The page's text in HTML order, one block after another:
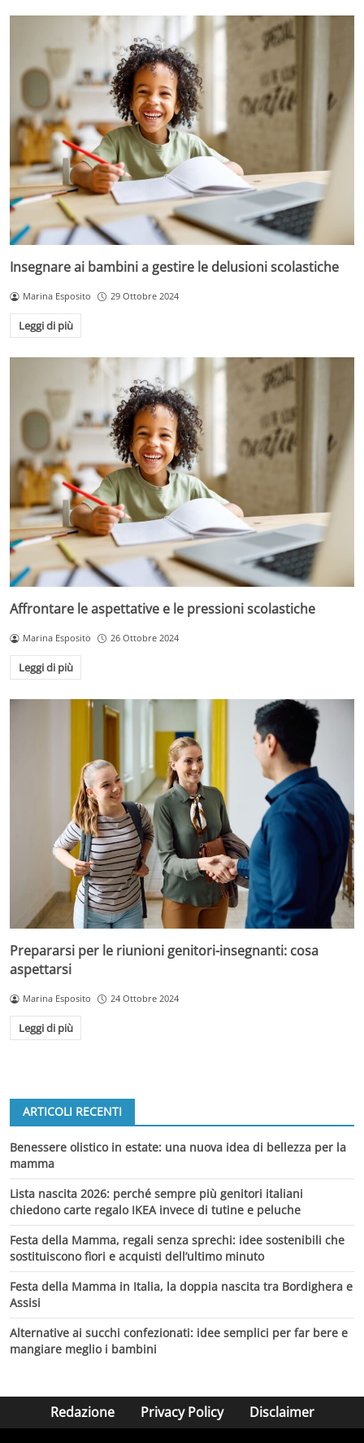
Insegnare ai bambini a gestire le delusioni scolastiche
Marina Esposito 29 Ottobre 2024
Leggi di più
Affrontare le aspettative e le pressioni scolastiche
Marina Esposito 26 Ottobre 2024
Leggi di più
Prepararsi per le riunioni genitori-insegnanti: cosa
aspettarsi
Marina Esposito 24 Ottobre 2024
Leggi di più
ARTICOLI RECENTI
Benessere olistico in estate: una nuova idea di bellezza per la
mamma
Lista nascita 2026: perché sempre più genitori italiani
chiedono carte regalo IKEA invece di tutine e peluche
Festa della Mamma, regali senza sprechi: idee sostenibili che
sostituiscono fiori e acquisti dell’ultimo minuto
Festa della Mamma in Italia, la doppia nascita tra Bordighera e
Assisi
Alternative ai succhi confezionati: idee semplici per far bere e
mangiare meglio i bambini
Redazione Privacy Policy Disclaimer